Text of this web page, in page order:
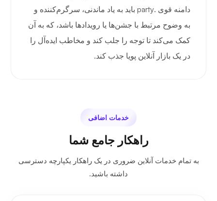
دامنه قوی .party باید به یاد ماندنی، سرگرم‌کننده و
به وضوح مرتبط با جشن‌ها یا رویدادها باشد، که به آن
کمک می‌کند تا توجه را جلب کند و مخاطب ایده‌آل را
در یک بازار آنلاین پویا جذب کند.
خدمات اضافی
راهکار جامع شما
به تمام خدمات آنلاین ضروری در یک راهکار یکپارچه دسترسی
داشته باشید.